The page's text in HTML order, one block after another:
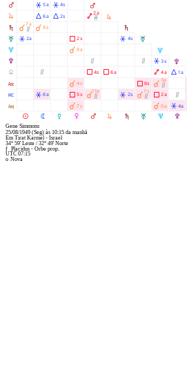
M N O P
Q
Q
Q
R
R
R
S
S
S
T
T
T
U
U
U
V
V
V
Y
W
X
l
À Ò
7a
Â 2a
Â 5a
Á 6a
À 8s
Ò
Â 6a
Â 4s
Á 2s
Ã 2s
À 8a
À 7s
À 4s
Ã 5s
Ä Ó
2a
Ò
4s
À Ò
11a
6a
Â 4s
Â 2s
Ò
Ã 6s
À Ò
7s
Â 3s
Ä 4a
À 0a
À Ò
3a
Ã 2a
Á 1a
Â 4a
Ò
Gene Simmons
25/08/1949 (Seg) às 10:15 da manhã
EmTirat Karmel - Israel
34° 59' Leste/32° 49' Norte
f Placidus - Orbe prop.
UTC 07:15
Nova
o